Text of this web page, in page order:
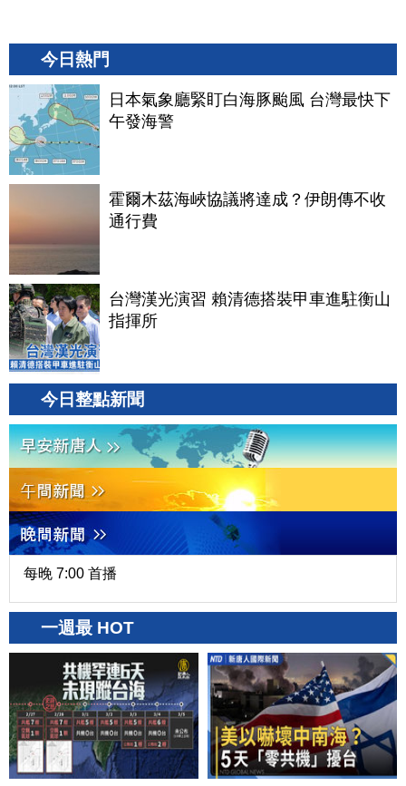
今日熱門
日本氣象廳緊盯白海豚颱風 台灣最快下
午發海警
霍爾木茲海峽協議將達成？伊朗傳不收
通行費
台灣漢光演習 賴清德搭裝甲車進駐衡山
指揮所
今日整點新聞
每晚 7:00 首播
一週最 HOT